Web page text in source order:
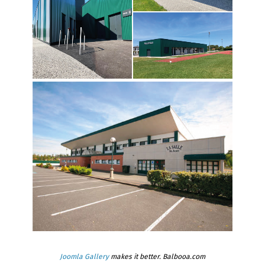
Joomla Gallerymakes it better. Balbooa.com